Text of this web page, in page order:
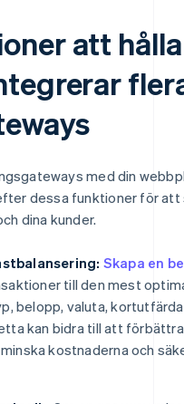
att
med din
dessa funktioner för att
dina kunder.
Skapa en
till den mest
belopp, valuta,
kan bidra till att förbättra
kostnaderna och